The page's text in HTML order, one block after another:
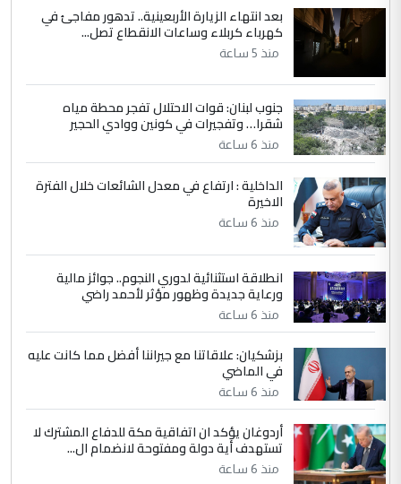
الاستماع للمدير ومغرفة ...
الموضوع :
وزير الصحة يعفي مدير مستشفى الكرخ
العام في بغداد
4 سردار
التعليق : واحد من عصابة علي ماما يسقط
جنسية الرافد الثالث للعراق ومن اصول عريقة
ابا فرات ...
الموضوع :
الجواهري يرد على صدام حسين سل
مضجعيك يابن الزنا (نص كامل)
5 سردار
التعليق : واحد من عصابة علي ماما يسقط
جنسية الرافد الثالث للعراق ومن اصول عريقة
الموضوع :
الجواهري يرد على صدام حسين سل
مضجعيك يابن الزنا (نص كامل)
بعد انتهاء الزيارة الأربعينية.. تدهور مفاجئ في
كهرباء كربلاء وساعات الانقطاع تصل...
منذ 5 ساعة
جنوب لبنان: قوات الاحتلال تفجر محطة مياه
شقرا… وتفجيرات في كونين ووادي الحجير
منذ 6 ساعة
الداخلية : ارتفاع في معدل الشائعات خلال الفترة
الاخيرة
منذ 6 ساعة
انطلاقة استثنائية لدوري النجوم.. جوائز مالية
ورعاية جديدة وظهور مؤثر لأحمد راضي
منذ 6 ساعة
بزشكيان: علاقاتنا مع جيراننا أفضل مما كانت عليه
في الماضي
منذ 6 ساعة
أردوغان يؤكد ان اتفاقية مكة للدفاع المشترك لا
تستهدف أية دولة ومفتوحة لانضمام ال...
منذ 6 ساعة